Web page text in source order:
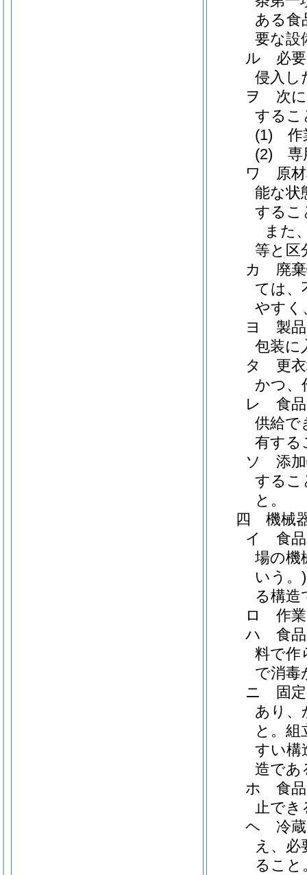
ある食
要な設
ル 必要
侵入し
ヲ 次に
するこ
(1) 作
(2) 専
ワ 原材
能な状
するこ
また
等と区
カ 廃棄
ては、
やすく
ヨ 製品
包装に
タ 更衣
かつ、
レ 食品
供給で
有する
ソ 添加
するこ
と。
四 機械
イ 食品
場の機
いう。
る構造
ロ 作業
ハ 食品
料で作
で消毒
ニ 固定
あり、
と。組
すい構
造であ
ホ 食品
止でき
ヘ 冷蔵
え、
ること